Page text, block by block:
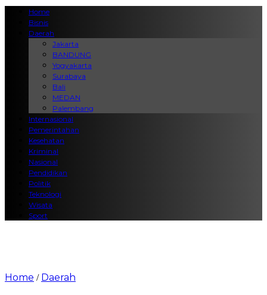
Home
Bisnis
Daerah
Jakarta
BANDUNG
Yogyakarta
Surabaya
Bali
MEDAN
Palembang
Internasional
Pemerintahan
Kesehatan
Kriminal
Nasional
Pendidikan
Politik
Teknologi
Wisata
Sport
Home / Daerah